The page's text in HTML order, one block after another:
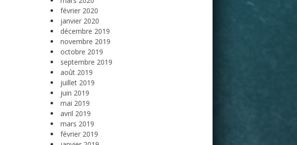
février 2020
janvier 2020
décembre 2019
novembre 2019
octobre 2019
septembre 2019
août 2019
juillet 2019
juin 2019
mai 2019
avril 2019
mars 2019
février 2019